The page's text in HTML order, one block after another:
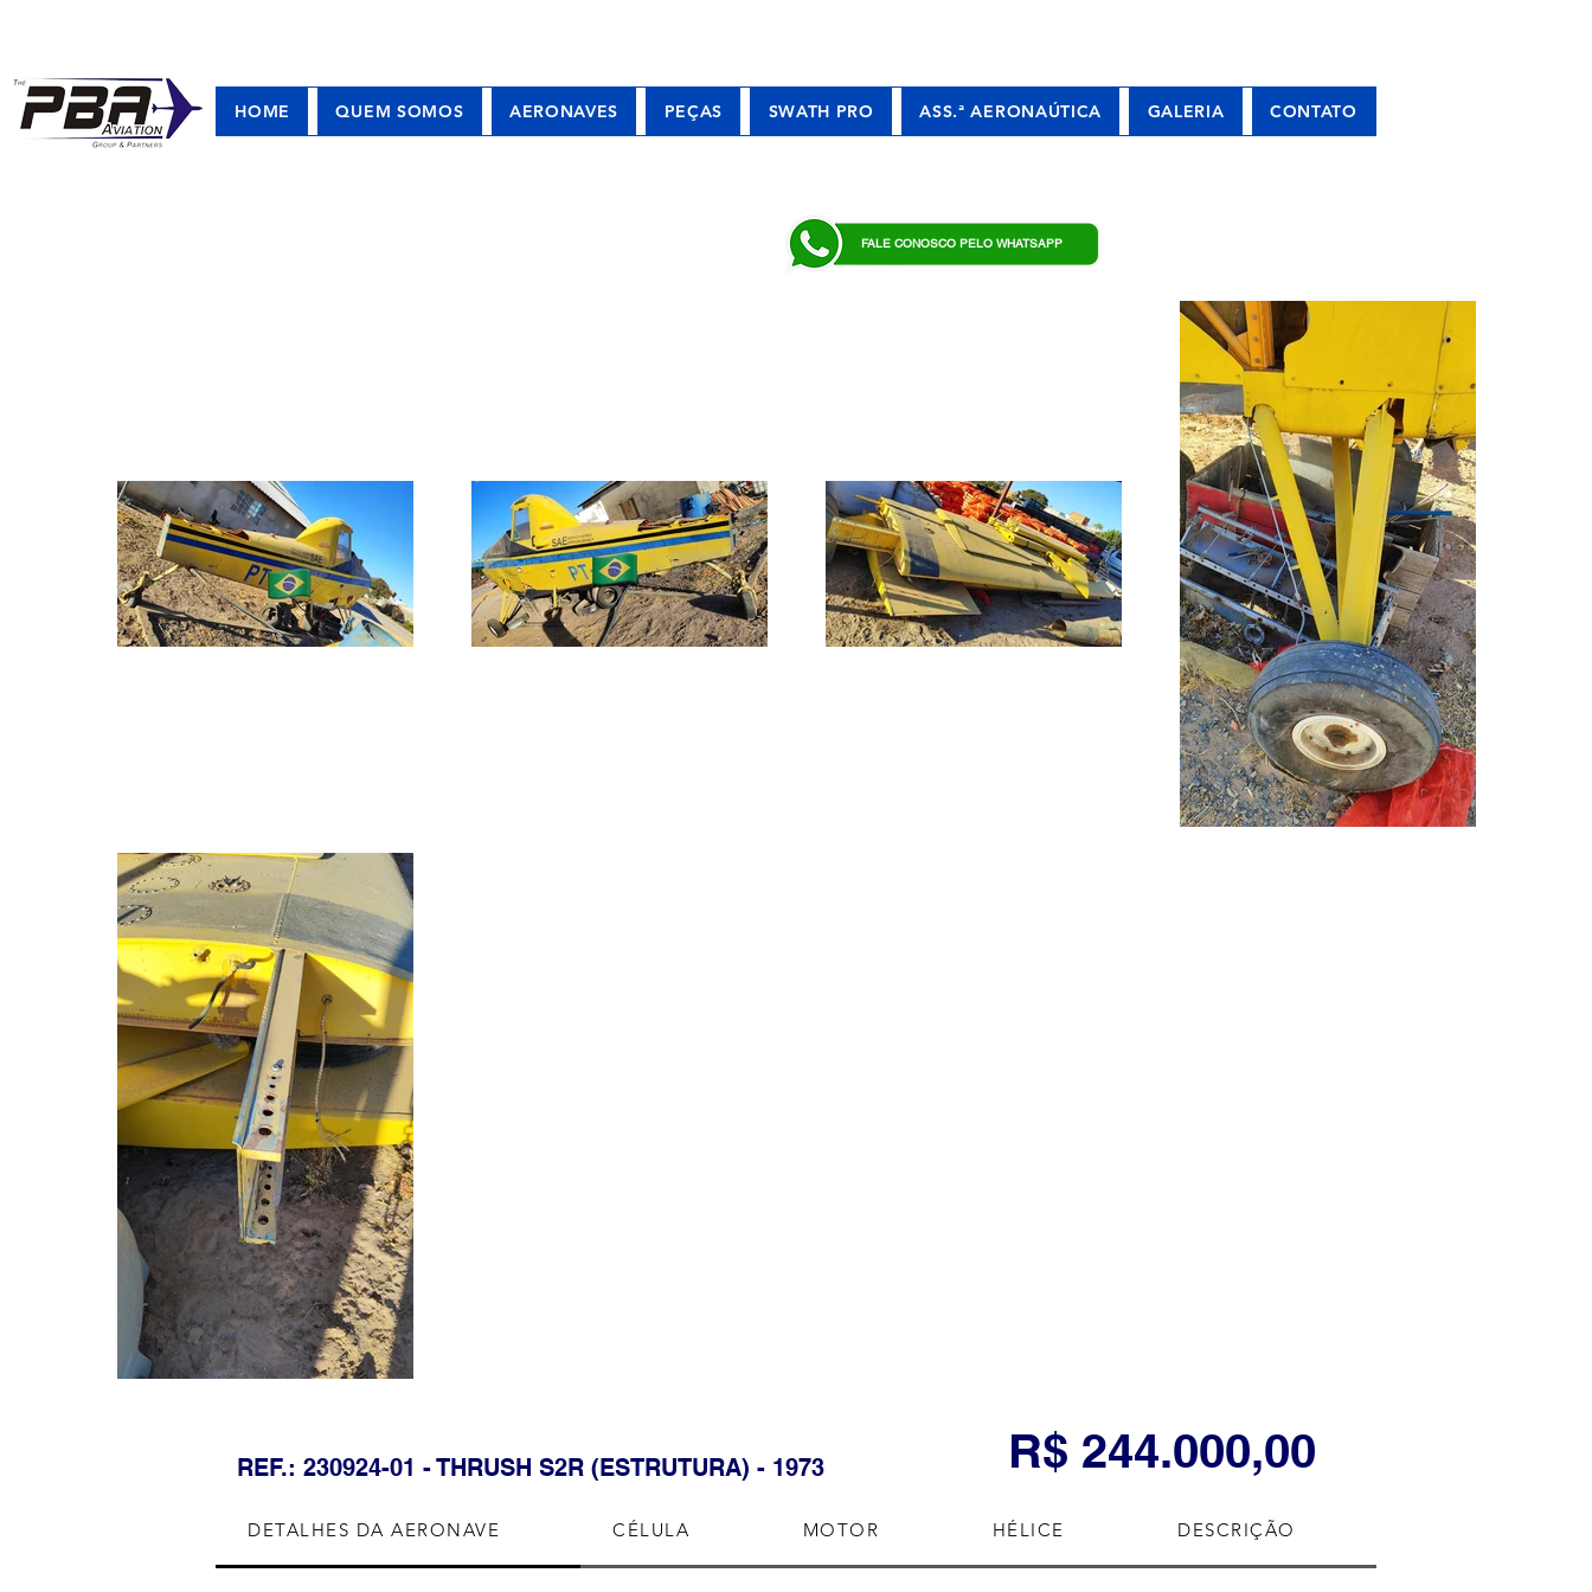
HOME QUEM SOMOS AERONAVES PEÇAS SWATH PRO ASS.ª AERONAÚTICA GALERIA CONTATO
FALE CONOSCO PELO WHATSAPP
REF.: 230924-01 - THRUSH S2R (ESTRUTURA) - 1973 R$ 244.000,00
DETALHES DA AERONAVE DETALHES DO MOTOR DETALHES DA HÉLICE DESCRIÇÃO
DETALHES DA AERONAVE CÉLULA MOTOR HÉLICE DESCRIÇÃO